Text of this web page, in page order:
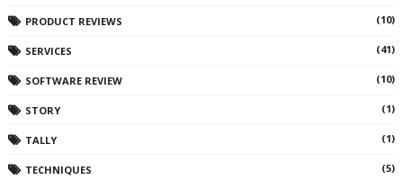
PRODUCT REVIEWS (10)
SERVICES (41)
SOFTWARE REVIEW (10)
STORY (1)
TALLY (1)
TECHNIQUES (5)